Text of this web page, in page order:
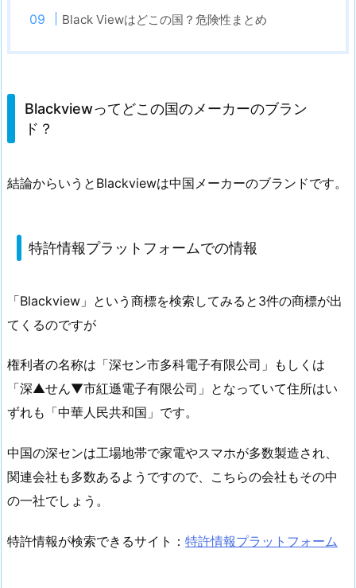
Black Viewはどこの国？危険性まとめ
Blackviewってどこの国のメーカーのブラン
ド？
結論からいうとBlackviewは中国メーカーのブランドです。
特許情報プラットフォームでの情報
「Blackview」という商標を検索してみると3件の商標が出
てくるのですが
権利者の名称は「深セン市多科電子有限公司」もしくは
「深▲せん▼市紅遜電子有限公司」となっていて住所はい
ずれも「中華人民共和国」です。
中国の深センは工場地帯で家電やスマホが多数製造され、
関連会社も多数あるようですので、こちらの会社もその中
の一社でしょう。
特許情報が検索できるサイト： 特許情報プラットフォーム